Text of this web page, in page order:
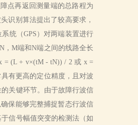
点再返回测量端的总路程为
识别算法提出了较高要求，
统（GPS）对两端装置进行
，M端和N端之间的线路全长
= (L + v×(tM - tN)) / 2 或 x =
有更高的定位精度，且对波
关键环节。由于故障行波信
保能够完整捕捉暂态行波信
信号幅值突变的检测法（如